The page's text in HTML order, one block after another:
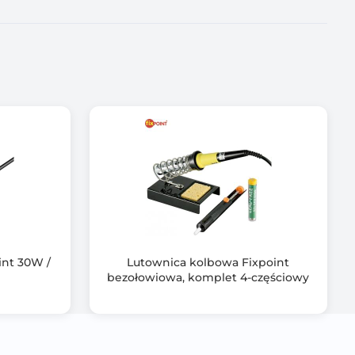
30W /
Lutownica kolbowa Fixpoint
bezołowiowa, komplet 4-częściowy